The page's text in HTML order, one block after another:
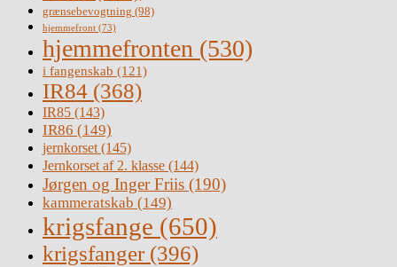
grænsebevogtning (98)
hjemmefront (73)
hjemmefronten (530)
i fangenskab (121)
IR84 (368)
IR85 (143)
IR86 (149)
jernkorset(145)
Jernkorset af 2. klasse (144)
Jørgen og Inger Friis (190)
kammeratskab (149)
krigsfange (650)
krigsfanger (396)